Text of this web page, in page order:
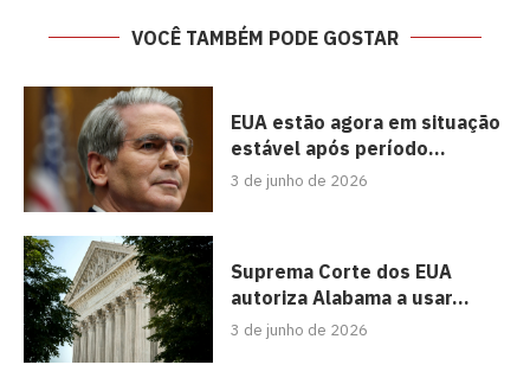
VOCÊ TAMBÉM PODE GOSTAR
EUA estão agora em situação
estável após período...
3 de junho de 2026
Suprema Corte dos EUA
autoriza Alabama a usar...
3 de junho de 2026